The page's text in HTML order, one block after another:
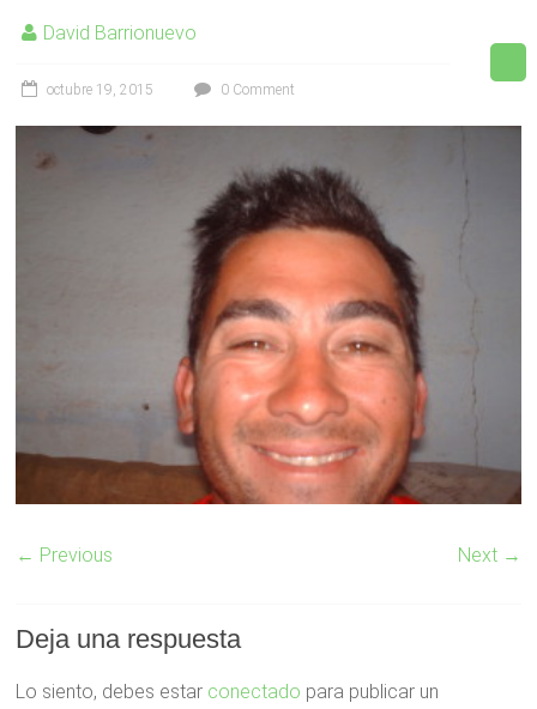
David Barrionuevo
octubre 19, 2015 0 Comment
← Previous Next →
Deja una respuesta
Lo siento, debes estar conectado para publicar un